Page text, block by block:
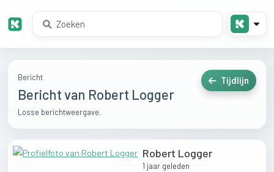
Bericht
Bericht van Robert Logger
Losse berichtweergave.
Tijdlijn
Robert Logger
1 jaar geleden